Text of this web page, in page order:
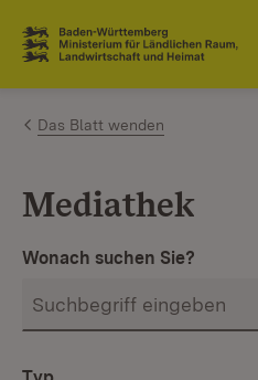
Zum Inhalt springen
Link zur Startseite
Das Blatt wenden
Mediathek
Wonach suchen Sie?